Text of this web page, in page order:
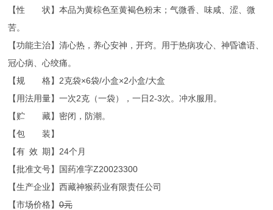
【性 状】本品为黄棕色至黄褐色粉末；气微香、味咸、涩、微
苦。
【功能主治】清心热，养心安神，开窍。用于热病攻心、神昏谵语、
冠心病、心绞痛。
【规 格】2克袋×6袋/小盒×2小盒/大盒
【用法用量】一次2克（一袋），一日2-3次。冲水服用。
【贮 藏】密闭，防潮。
【包 装】
【有 效 期】24个月
【批准文号】国药准字Z20023300
【生产企业】西藏神猴药业有限责任公司
【市场价格】0元